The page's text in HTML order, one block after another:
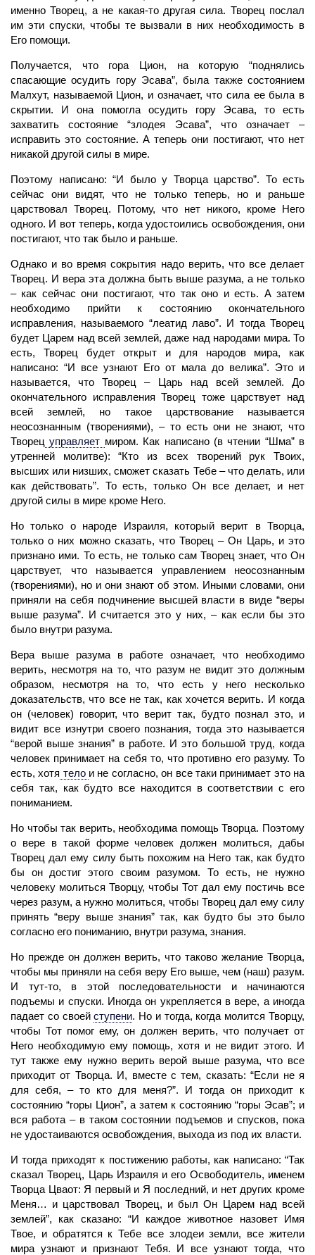
именно Творец, а не какая-то другая сила. Творец послал
им эти спуски, чтобы те вызвали в них необходимость в
Его помощи.
Получается, что гора Цион, на которую “поднялись
спасающие осудить гору Эсава”, была также состоянием
Малхут, называемой Цион, и означает, что сила ее была в
скрытии. И она помогла осудить гору Эсава, то есть
захватить состояние “злодея Эсава”, что означает –
исправить это состояние. А теперь они постигают, что нет
никакой другой силы в мире.
Поэтому написано: “И было у Творца царство”. То есть
сейчас они видят, что не только теперь, но и раньше
царствовал Творец. Потому, что нет никого, кроме Него
одного. И вот теперь, когда удостоились освобождения, они
постигают, что так было и раньше.
Однако и во времясокрытия надо верить, что все делает
Творец. И вера эта должна быть выше разума, а не только
– как сейчас они постигают, что так оно и есть. А затем
необходимо прийти к состоянию окончательного
исправления, называемого “леатид лаво”. И тогда Творец
будет Царем над всей землей, даже над народами мира. То
есть, Творец будет открыт и для народов мира, как
написано: “И все узнают Его от мала до велика”. Это и
называется, что Творец – Царь над всей землей. До
окончательного исправления Творец тоже царствует над
всей землей, но такое царствование называется
неосознанным (творениями), – то есть они не знают, что
Творец управляет миром. Как написано (в чтении “Шма” в
утренней молитве): “Кто из всех творений рук Твоих,
высших или низших, сможет сказать Тебе – что делать, или
как действовать”. То есть, только Он все делает, и нет
другой силы в мире кроме Него.
Но только о народе Израиля, который верит в Творца,
только о них можно сказать, чтоТворец– Он Царь, и это
признано ими. То есть, не только сам Творец знает, что Он
царствует, что называется управлением неосознанным
(творениями), но и они знают об этом. Иными словами, они
приняли на себя подчинение высшей власти в виде “веры
выше разума”. И считается это у них, – как если бы это
было внутри разума.
Вера выше разума в работе означает, что необходимо
верить, несмотря на то, что разум не видит это должным
образом, несмотря на то, что есть у него несколько
доказательств, что все не так, как хочется верить. И когда
он (человек) говорит, что верит так, будто познал это, и
видит все изнутри своего познания, тогда это называется
“верой выше знания” в работе. И это большой труд, когда
человек принимает на себя то, что противно его разуму. То
есть, хотя тело и не согласно, он все таки принимает это на
себя так, как будто все находится в соответствии с его
пониманием.
Но чтобы так верить, необходима помощь Творца. Поэтому
о вере в такой формечеловек должен молиться, дабы
Творец дал ему силу быть похожим на Него так, как будто
бы он достиг этого своим разумом. То есть, не нужно
человеку молиться Творцу, чтобы Тот дал ему постичь все
через разум, а нужно молиться, чтобы Творец дал ему силу
принять “веру выше знания” так, как будто бы это было
согласно его пониманию, внутри разума, знания.
Но прежде он должен верить, что таково желание Творца,
чтобы мы приняли на себя веру Его выше, чем (наш) разум.
И тут-то, в этой последовательности и начинаются
подъемы и спуски. Иногда он укрепляется в вере, а иногда
падает со своей ступени. Но и тогда, когда молится Творцу,
чтобы Тот помог ему, он должен верить, что получает от
Него необходимую ему помощь, хотя и не видит этого. И
тут также ему нужно верить верой выше разума, что все
приходит от Творца. И, вместе с тем, сказать: “Если не я
для себя, – то кто для меня?”. И тогда он приходит к
состоянию “горы Цион”, а затем к состоянию “горы Эсав”; и
вся работа – в таком состоянии подъемов и спусков, пока
не удостаиваются освобождения, выхода из под их власти.
И тогда приходят к постижению работы, как написано: “Так
сказал Творец, Царь Израиля и его Освободитель, именем
Творца Цваот: Я первый и Я последний, и нет других кроме
Меня… и царствовал Творец, и был Он Царем над всей
землей”, как сказано: “И каждое животное назовет Имя
Твое, и обратятся к Тебе все злодеи земли, все жители
мира узнают и признают Тебя. И все узнают тогда, что